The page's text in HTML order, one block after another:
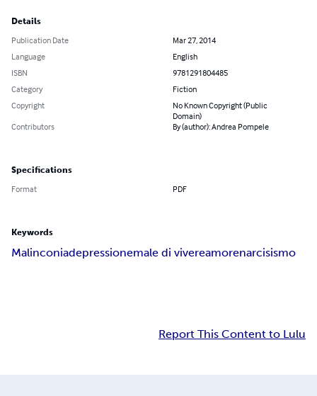
Details
Publication Date
Mar 27, 2014
Language
English
ISBN
9781291804485
Category
Fiction
Copyright
No Known Copyright (Public
Domain)
Contributors
By (author): Andrea Pompele
Specifications
Format PDF
Keywords
Malinconiadepressionemale di vivereamorenarcisismo
Report This Content to Lulu